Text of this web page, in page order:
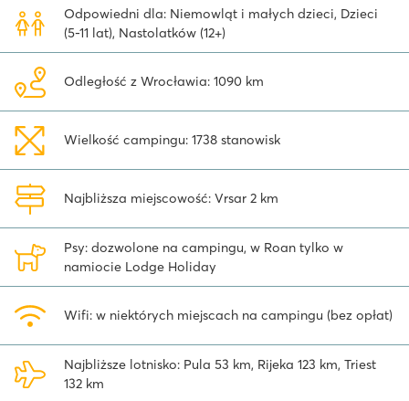
Odpowiedni dla: Niemowląt i małych dzieci, Dzieci
(5-11 lat), Nastolatków (12+)
Odległość z Wrocławia: 1090 km
Wielkość campingu: 1738 stanowisk
Najbliższa miejscowość: Vrsar 2 km
Psy: dozwolone na campingu, w Roan tylko w
namiocie Lodge Holiday
Wifi: w niektórych miejscach na campingu (bez opłat)
Najbliższe lotnisko: Pula 53 km, Rijeka 123 km, Triest
132 km